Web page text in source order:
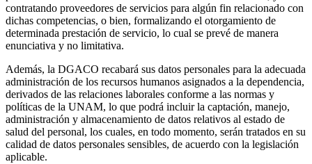
contratando proveedores de servicios para algún fin relacionado con
dichas competencias, o bien, formalizando el otorgamiento de
determinada prestación de servicio, lo cual se prevé de manera
enunciativa y no limitativa.
Además, la DGACO recabará sus datos personales para la adecuada
administración de los recursos humanos asignados a la dependencia,
derivados de las relaciones laborales conforme a las normas y
políticas de la UNAM, lo que podrá incluir la captación, manejo,
administración y almacenamiento de datos relativos al estado de
salud del personal, los cuales, en todo momento, serán tratados en su
calidad de datos personales sensibles, de acuerdo con la legislación
aplicable.